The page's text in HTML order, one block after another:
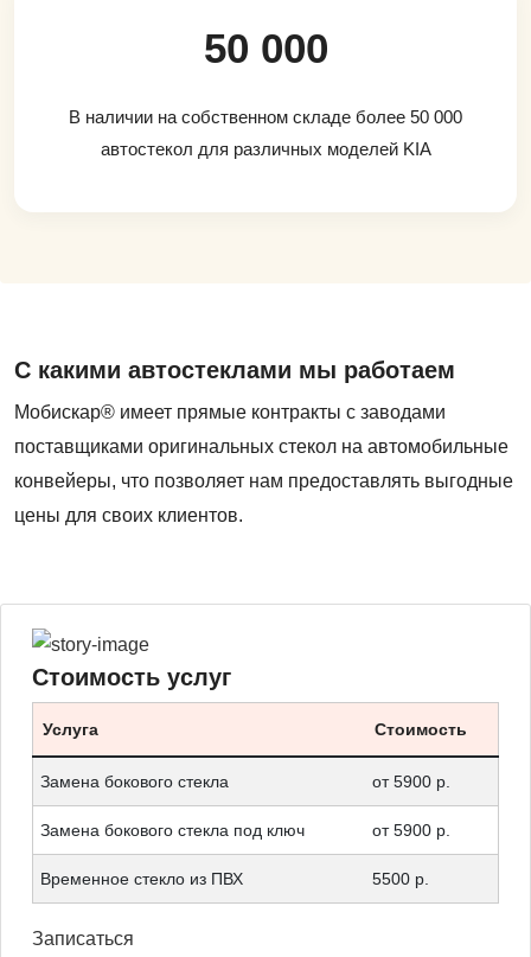
50 000
В наличии на собственном складе более 50 000
автостекол для различных моделей KIA
С какими автостеклами мы работаем
Мобискар® имеет прямые контракты с заводами
поставщиками оригинальных стекол на автомобильные
конвейеры, что позволяет нам предоставлять выгодные
цены для своих клиентов.
Стоимость услуг
Услуга Стоимость
Замена бокового стекла от 5900 р.
Замена бокового стекла под ключ от 5900 р.
Временное стекло из ПВХ 5500 р.
Записаться